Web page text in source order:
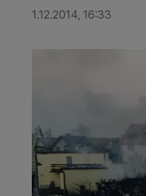
1.12.2014, 16:33